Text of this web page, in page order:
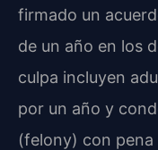
firmado un
de un año en los
culpa incluyen
por un año y
(felony) con pena